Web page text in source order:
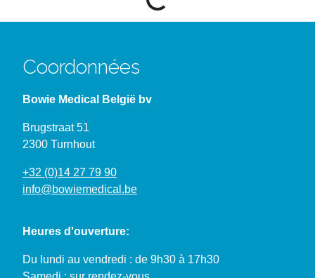
Coordonnées
Bowie Medical België bv
Brugstraat 51
2300 Turnhout
+32 (0)14 27 79 90
info@bowiemedical.be
Heures d'ouverture:
Du lundi au vendredi : de 9h30 à 17h30